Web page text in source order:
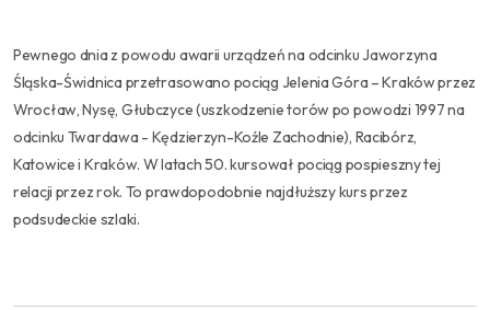
Pewnego dnia z powodu awarii urządzeń na odcinku Jaworzyna
Śląska-Świdnica przetrasowano pociąg Jelenia Góra – Kraków przez
Wrocław, Nysę, Głubczyce (uszkodzenie torów po powodzi 1997 na
odcinku Twardawa - Kędzierzyn-Koźle Zachodnie), Racibórz,
Katowice i Kraków. W latach 50. kursował pociąg pospieszny tej
relacji przez rok. To prawdopodobnie najdłuższy kurs przez
podsudeckie szlaki.